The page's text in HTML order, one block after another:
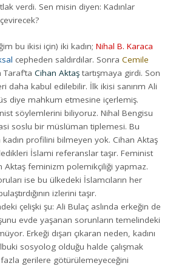
verdi. Sen misin diyen: Kadınlar
bu ikisi için) iki kadın;Nihal B. Karaca
cepheden saldırdılar. SonraCemile
Taraf’taCihan Aktaş tartışmaya girdi. Son
daha kabul edilebilir. İlk ikisi sanırım Ali
diye mahkum etmesine içerlemiş.
söylemlerini biliyoruz. Nihal Bengisu
soslu bir müslüman tiplemesi. Bu
profilini bilmeyen yok. Cihan Aktaş
İslami referanslar taşır. Feminist
Aktaş feminizm polemikçiliği yapmaz.
ise bu ülkedeki İslamcıların her
izlerini taşır.
çelişki şu: Ali Bulaç aslında erkeğin de
evde yaşanan sorunların temelindeki
Erkeği dışarı çıkaran neden, kadını
sosyolog olduğu halde çalışmak
gerilere götürülemeyeceğini